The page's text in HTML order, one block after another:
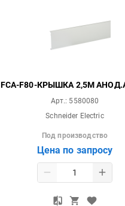
FCA-F80-КРЫШКА 2,5М
Арт.: 5580080
Schneider Electric
Под производство
Цена по запросу